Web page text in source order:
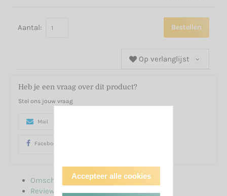
Aantal: Bestellen
Op verlanglijst
Heb je een vraag over dit product?
Stel ons jouw vraag
Mail
Facebook
Omschrijving
Reviews
Accepteer alle cookies